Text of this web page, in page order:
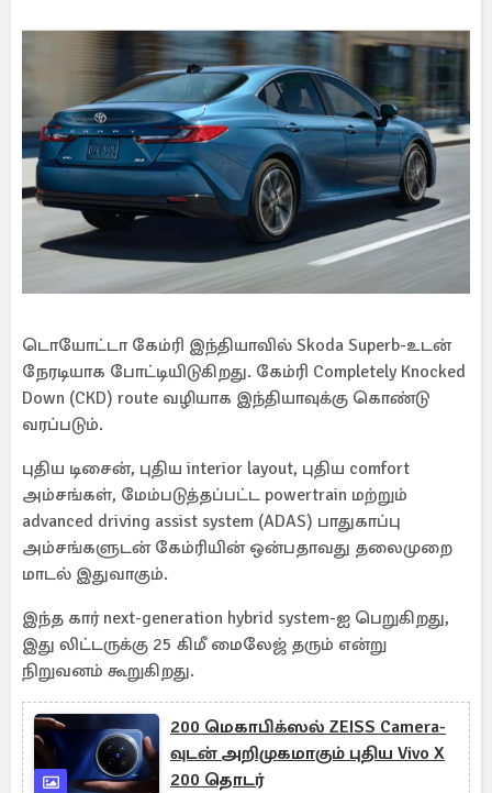
டொயோட்டா கேம்ரி இந்தியாவில் Skoda Superb-உடன்
நேரடியாக போட்டியிடுகிறது. கேம்ரி Completely Knocked
Down (CKD) route வழியாக இந்தியாவுக்கு கொண்டு
வரப்படும்.
புதிய டிசைன், புதிய interior layout, புதிய comfort
அம்சங்கள், மேம்படுத்தப்பட்ட powertrain மற்றும்
advanced driving assist system (ADAS) பாதுகாப்பு
அம்சங்களுடன் கேம்ரியின் ஒன்பதாவது தலைமுறை
மாடல் இதுவாகும்.
இந்த கார் next-generation hybrid system-ஐ பெறுகிறது,
இது லிட்டருக்கு 25 கிமீ மைலேஜ் தரும் என்று
நிறுவனம் கூறுகிறது.
200 மெகாபிக்ஸல் ZEISS Camera-
வுடன் அறிமுகமாகும் புதிய Vivo X
200 தொடர்